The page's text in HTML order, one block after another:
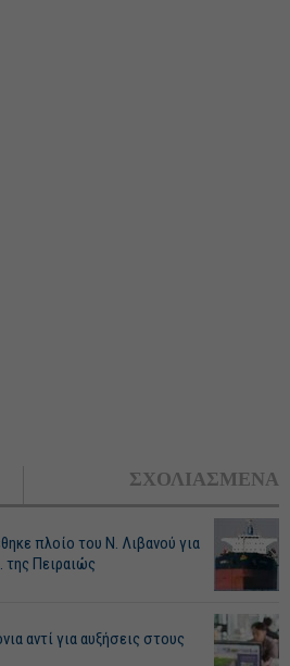
ΣΧΟΛΙΑΣΜΕΝΑ
πλοίο του Ν. Λιβανού για
της Πειραιώς
αντί για αυξήσεις στους